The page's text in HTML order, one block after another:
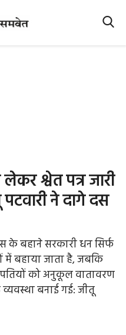
श्वेत पत्र जारी
ने दागे दस
के बहाने सरकारी धन सिर्फ
में बहाया जाता है, जबकि
को अनुकूल वातावरण
व्यवस्था बनाई गई: जीतू